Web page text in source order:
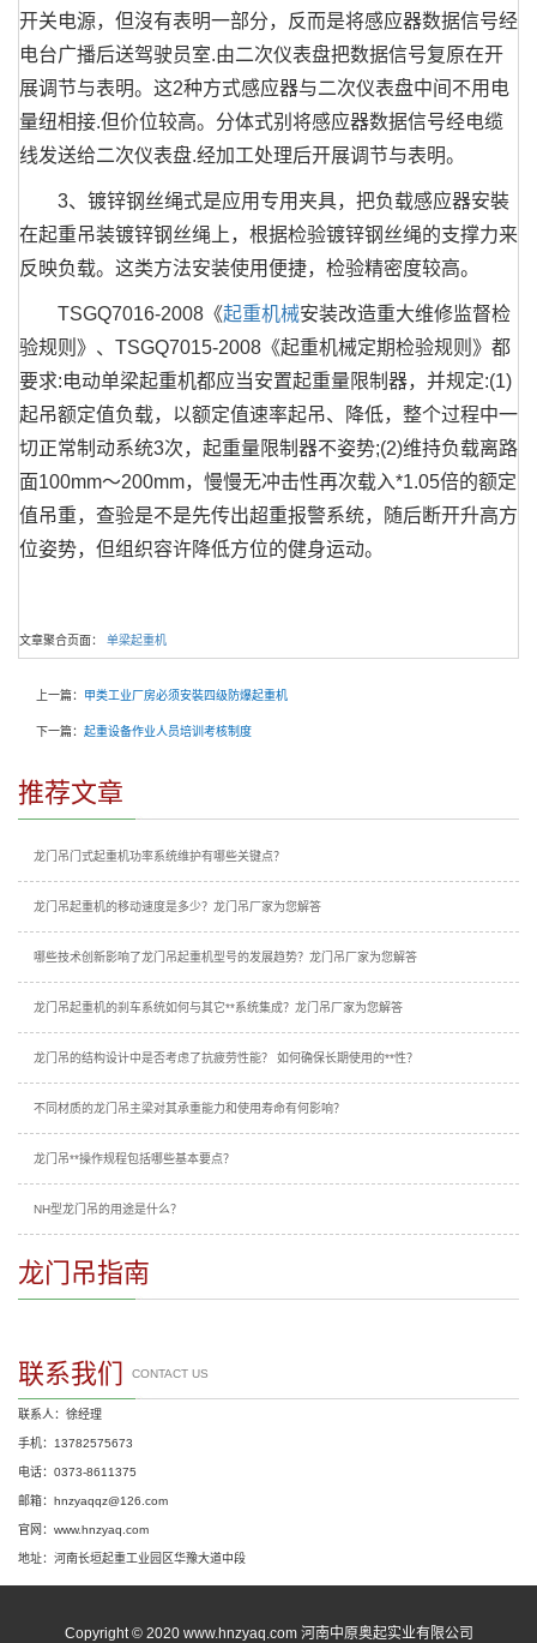
开关电源，但沒有表明一部分，反而是将感应器数据信号经
电台广播后送驾驶员室.由二次仪表盘把数据信号复原在开
展调节与表明。这2种方式感应器与二次仪表盘中间不用电
量纽相接.但价位较高。分体式别将感应器数据信号经电缆
线发送给二次仪表盘.经加工处理后开展调节与表明。
3、镀锌钢丝绳式是应用专用夹具，把负载感应器安裝
在起重吊装镀锌钢丝绳上，根据检验镀锌钢丝绳的支撑力来
反映负载。这类方法安装使用便捷，检验精密度较高。
TSGQ7016-2008《起重机械安装改造重大维修监督检
验规则》、TSGQ7015-2008《起重机械定期检验规则》都
要求:电动单梁起重机都应当安置起重量限制器，并规定:(1)
起吊额定值负载，以额定值速率起吊、降低，整个过程中一
切正常制动系统3次，起重量限制器不姿势;(2)维持负载离路
面100mm～200mm，慢慢无冲击性再次载入*1.05倍的额定
值吊重，查验是不是先传出超重报警系统，随后断开升高方
位姿势，但组织容许降低方位的健身运动。
文章聚合页面： 单梁起重机
上一篇： 甲类工业厂房必须安裝四级防爆起重机
下一篇： 起重设备作业人员培训考核制度
推荐文章
龙门吊门式起重机功率系统维护有哪些关键点？
龙门吊起重机的移动速度是多少？龙门吊厂家为您解答
哪些技术创新影响了龙门吊起重机型号的发展趋势？龙门吊厂家为您解答
龙门吊起重机的刹车系统如何与其它**系统集成？龙门吊厂家为您解答
龙门吊的结构设计中是否考虑了抗疲劳性能？ 如何确保长期使用的**性？
不同材质的龙门吊主梁对其承重能力和使用寿命有何影响？
龙门吊**操作规程包括哪些基本要点？
NH型龙门吊的用途是什么？
龙门吊指南
联系我们 CONTACT US
联系人：徐经理
手机：13782575673
电话：0373-8611375
邮箱：hnzyaqqz@126.com
官网：www.hnzyaq.com
地址：河南长垣起重工业园区华豫大道中段
Copyright © 2020 www.hnzyaq.com 河南中原奥起实业有限公司